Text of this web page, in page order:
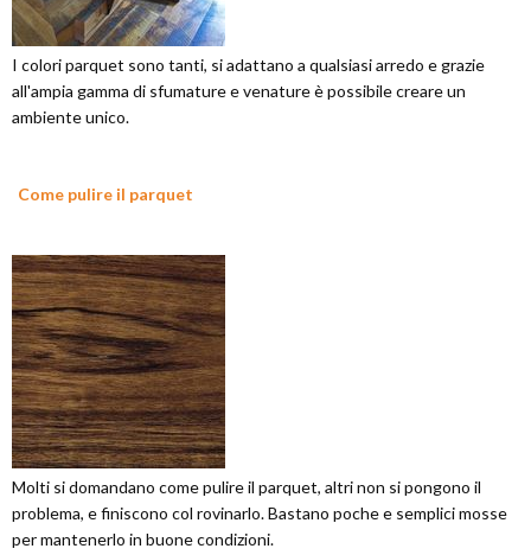
I colori parquet sono tanti, si adattano a qualsiasi arredo e grazie
all'ampia gamma di sfumature e venature è possibile creare un
ambiente unico.
Come pulire il parquet
Molti si domandano come pulire il parquet, altri non si pongono il
problema, e finiscono col rovinarlo. Bastano poche e semplici mosse
per mantenerlo in buone condizioni.